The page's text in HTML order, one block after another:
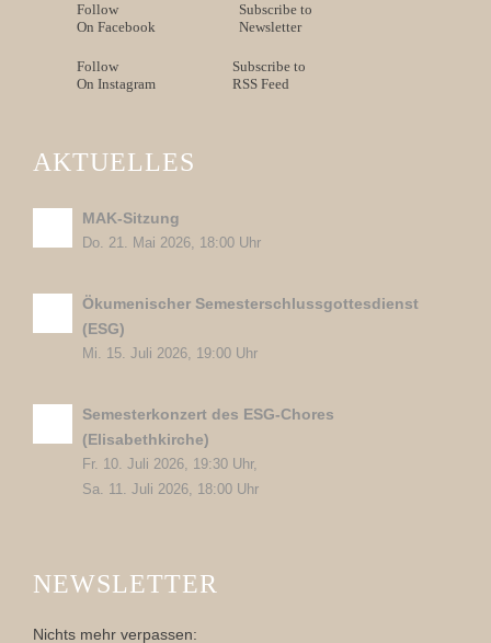
Follow
On Facebook
Subscribe to
Newsletter
Follow
On Instagram
Subscribe to
RSS Feed
AKTUELLES
MAK-Sitzung
Do. 21. Mai 2026, 18:00 Uhr
Ökumenischer Semesterschlussgottesdienst
(ESG)
Mi. 15. Juli 2026, 19:00 Uhr
Semesterkonzert des ESG-Chores
(Elisabethkirche)
Fr. 10. Juli 2026, 19:30 Uhr,
Sa. 11. Juli 2026, 18:00 Uhr
NEWSLETTER
Nichts mehr verpassen: